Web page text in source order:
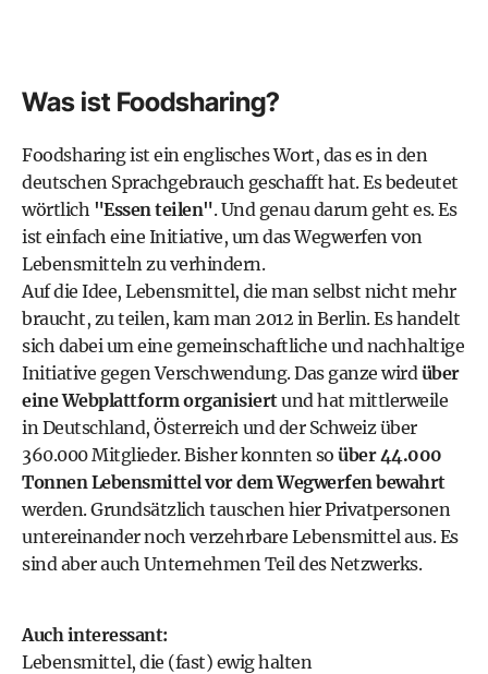
Was ist Foodsharing?
Foodsharing ist ein englisches Wort, das es in den
deutschen Sprachgebrauch geschafft hat. Es bedeutet
wörtlich "Essen teilen". Und genau darum geht es. Es
ist einfach eine Initiative, um dasWegwerfen von
Lebensmittelnzu verhindern.
Auf die Idee, Lebensmittel, die man selbst nicht mehr
braucht, zu teilen, kam man 2012 in Berlin. Es handelt
sich dabei um eine gemeinschaftliche und nachhaltige
Initiative gegen Verschwendung. Das ganze wirdüber
eineWebplattformorganisiertund hat mittlerweile
in Deutschland, Österreich und der Schweiz über
360.000 Mitglieder. Bisher konnten so über 44.000
Tonnen Lebensmittel vor dem Wegwerfen bewahrt
werden. Grundsätzlich tauschen hier Privatpersonen
untereinander noch verzehrbare Lebensmittel aus. Es
sind aber auch Unternehmen Teil des Netzwerks.
Auch interessant:
Lebensmittel, die (fast) ewig halten